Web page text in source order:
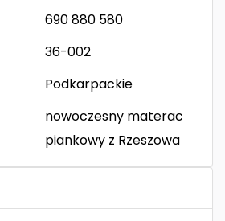
690 880 580
36-002
Podkarpackie
nowoczesny materac
piankowy z Rzeszowa